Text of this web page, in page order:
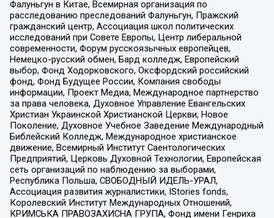
Фалуньгун в Китае, Всемирная организация по
расследованию преследований Фалуньгун, Пражский
гражданский центр, Ассоциация школ политических
исследований при Совете Европы, Центр либеральной
современности, Форум русскоязычных европейцев,
Немецко-русский обмен, Бард колледж, Европейский
выбор, Фонд Ходорковского, Оксфордский российский
фонд, Фонд Будущее России, Компания свободы
информации, Проект Медиа, Международное партнерство
за права человека, Духовное Управление Евангельских
Христиан Украинской Христианской Церкви, Новое
Поколение, Духовное Учебное Заведение Международный
Библейский Колледж, Международное христианское
движение, Всемирный Институт Саентологических
Предприятий, Церковь Духовной Технологии, Европейская
сеть организаций по наблюдению за выборами,
Республика Польша, СВОБОДНЫЙ ИДЕЛЬ-УРАЛ,
Ассоциация развития журналистики, IStories fonds,
Королевский Институт Международных Отношений,
КРИМСЬКА ПРАВОЗАХИСНА ГРУПА, Фонд имени Генриха